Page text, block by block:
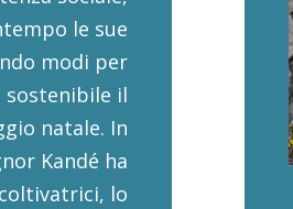
le sue
modi per
sostenibile il
natale. In
Kandé ha
lo